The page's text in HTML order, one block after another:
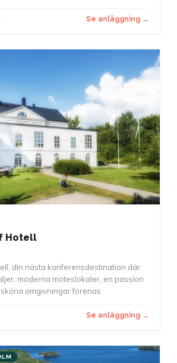
Se anläggning →
Hotell
din nästa konferensdestination där
moderna möteslokaler, en passion
omgivningar förenas
Se anläggning →